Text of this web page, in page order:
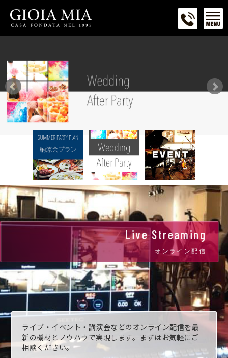
Live Streaming
オンライン配信
ライブ・イベント・講演会などのオンライン配信を最
新の機材とノウハウで実現します。まずはお気軽にご
相談ください。